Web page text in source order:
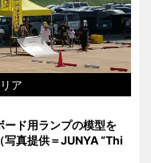
ア
ード用ランプの模型を
写真提供＝JUNYA “Thi